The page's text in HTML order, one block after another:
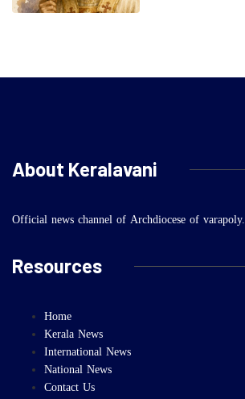
About Keralavani
Official news channel of Archdiocese of varapoly.
Resources
Home
Kerala News
International News
National News
Contact Us